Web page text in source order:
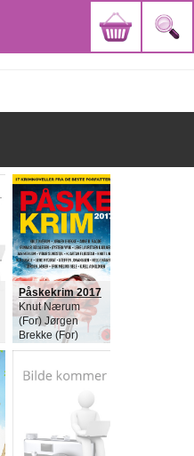
Påskekrim 2017
Knut Nærum
(For) Jørgen
Brekke (For)
Anne B. Ragde
Staalesen (For)
Lene Lauritsen
Kjølner (For) Jan
Mehlum (For)
Vidar Sundstøl